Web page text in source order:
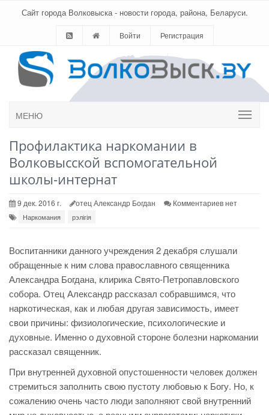
Сайт города Волковыска - новости города, района, Беларуси.
Войти Регистрация
МЕНЮ
Профилактика наркомании в
Волковысской вспомогательной
школы-интернат
9 дек. 2016 г. отец Александр Богдан Комментариев нет
Наркомания рэлігія
Воспитанники данного учреждения 2 декабря слушали
обращенные к ним слова православного священника
Александра Богдана, клирика Свято-Петропавловского
собора. Отец Александр рассказал собравшимся, что
наркотическая, как и любая другая зависимость, имеет
свои причины: физиологические, психологические и
духовные. Именно о духовной стороне болезни наркомании
рассказал священник.
При внутренней духовной опустошенности человек должен
стремиться заполнить свою пустоту любовью к Богу. Но, к
сожалению очень часто люди заполняют свой внутренний